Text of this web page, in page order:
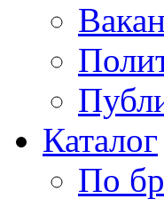
Каталог
По